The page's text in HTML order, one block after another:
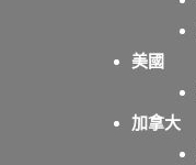
美國
加拿大